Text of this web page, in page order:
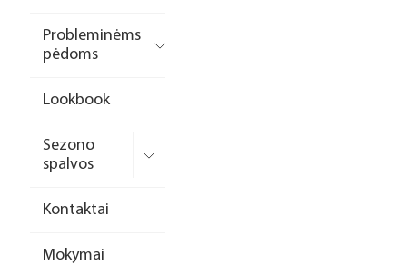
Probleminėms
pėdoms
Lookbook
Sezono
spalvos
Kontaktai
Mokymai